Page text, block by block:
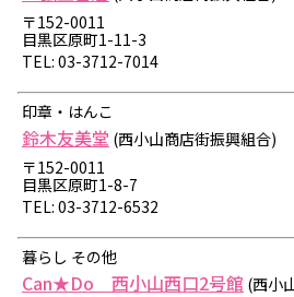
〒152-0011
目黒区原町1-11-3
TEL: 03-3712-7014
印章・はんこ
鈴木友美堂 (西小山商店街振興組合)
〒152-0011
目黒区原町1-8-7
TEL: 03-3712-6532
暮らし その他
Can★Do 西小山西口2号館 (西小